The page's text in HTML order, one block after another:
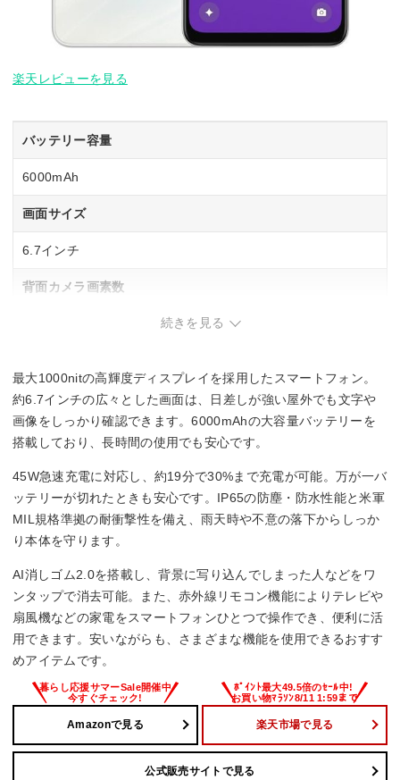
楽天レビューを見る
バッテリー容量
6000mAh
画面サイズ
6.7インチ
背面カメラ画素数
193g
おサイフケータイ/FeliCa
–
外部メモリタイプ
microSDXCメモリーカード
続きを見る
最大1000nitの高輝度ディスプレイを採用したスマートフォン。
約6.7インチの広々とした画面は、日差しが強い屋外でも文字や
画像をしっかり確認できます。6000mAhの大容量バッテリーを
搭載しており、長時間の使用でも安心です。
45W急速充電に対応し、約19分で30%まで充電が可能。万が一バ
ッテリーが切れたときも安心です。IP65の防塵・防水性能と米軍
MIL規格準拠の耐衝撃性を備え、雨天時や不意の落下からしっか
り本体を守ります。
AI消しゴム2.0を搭載し、背景に写り込んでしまった人などをワ
ンタップで消去可能。また、赤外線リモコン機能によりテレビや
扇風機などの家電をスマートフォンひとつで操作でき、便利に活
用できます。安いながらも、さまざまな機能を使用できるおすす
めアイテムです。
Amazonで見る 楽天市場で見る
公式販売サイトで見る